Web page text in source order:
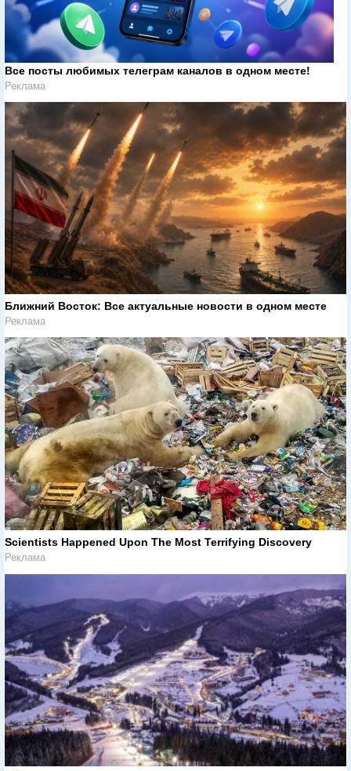
Все посты любимых телеграм каналов в одном месте!
Реклама
Ближний Восток: Все актуальные новости в одном месте
Реклама
Scientists Happened Upon The Most Terrifying Discovery
Реклама